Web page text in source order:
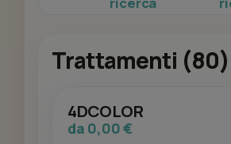
Trattamenti (80)
4DCOLOR
da 0,00 €